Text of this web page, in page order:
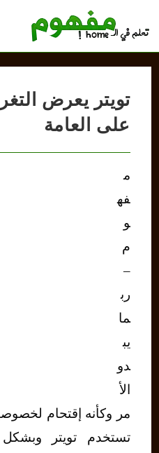
تويتر يعرض
على العامة
م
فه
و
م
–
رب
ما
يب
دو
الأ
مر وكأنه إقتحام
تستخدم تويتر